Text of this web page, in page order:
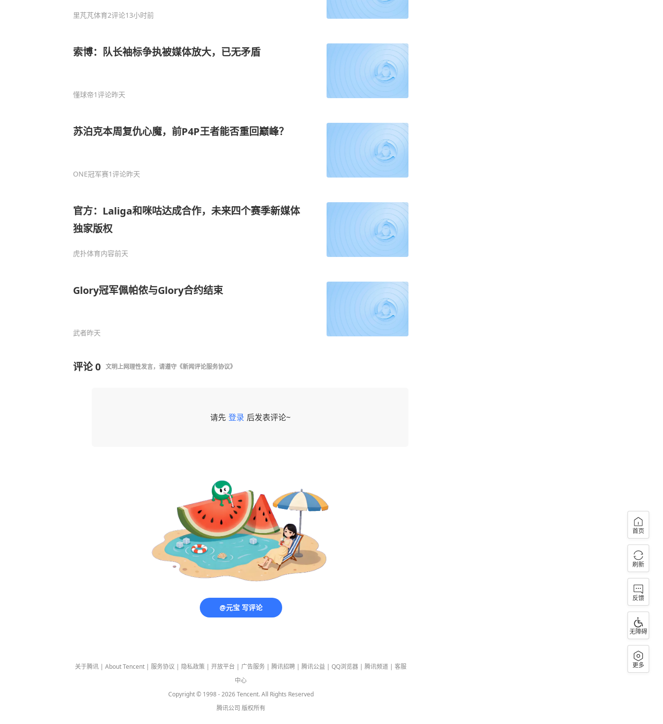
里芃芃体育2评论13小时前
索博：队长袖标争执被媒体放大，已无矛盾
懂球帝1评论昨天
苏泊克本周复仇心魔，前P4P王者能否重回巅峰？
ONE冠军赛1评论昨天
官方：Laliga和咪咕达成合作，未来四个赛季新媒体
独家版权
虎扑体育内容前天
Glory冠军佩帕侬与Glory合约结束
武者昨天
评论0 文明上网理性发言，请遵守 《新闻评论服务协议》
请先 登录 后发表评论~
@元宝 写评论
关于腾讯 | About Tencent | 服务协议 | 隐私政策 | 开放平台 | 广告服务 | 腾讯招聘 | 腾讯公益 | QQ浏览器 | 腾讯频道 | 客服
中心
Copyright © 1998 -2026Tencent. All Rights Reserved
腾讯公司 版权所有
首页
刷新
反馈
无障碍
更多